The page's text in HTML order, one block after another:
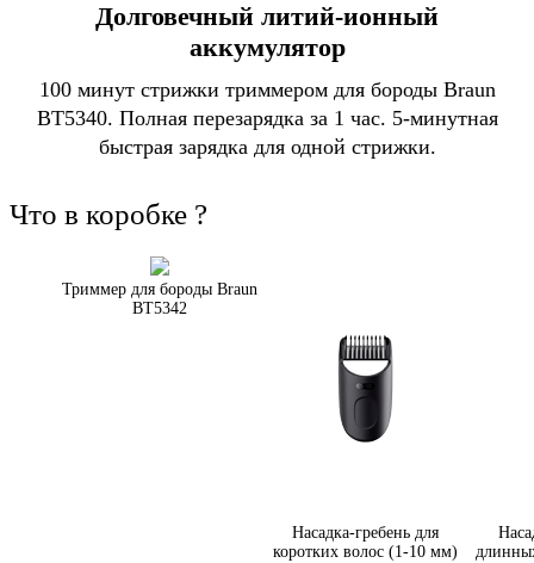
Долговечный литий-ионный
аккумулятор
100 минут стрижки триммером для бороды Braun
BT5340. Полная перезарядка за 1 час. 5-минутная
быстрая зарядка для одной стрижки.
Что в коробке ?
Триммер для бороды Braun
BT5342
Насадка-гребень для
коротких волос (1-10 мм)